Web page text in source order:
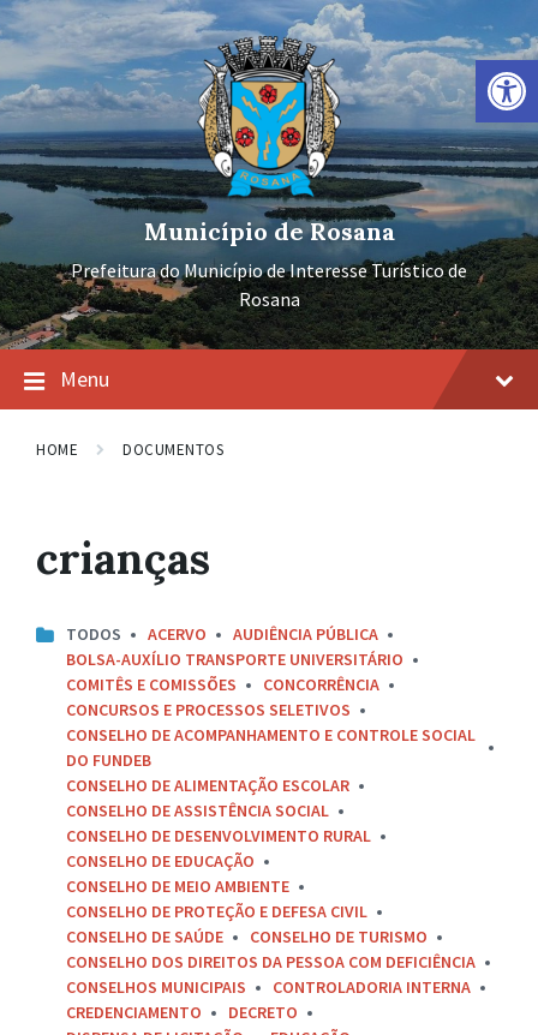
Barra de Ferramentas Aberta
Ir
para
conteúdo
Pular
para
navegação
principal
Pular
para
rodapé
Município de Rosana
Prefeitura do Município de Interesse Turístico de
Rosana
Menu
HOME DOCUMENTOS
crianças
TODOS ACERVO
AUDIÊNCIA PÚBLICA
BOLSA-AUXÍLIO TRANSPORTE UNIVERSITÁRIO
COMITÊS E COMISSÕES
CONCORRÊNCIA
CONCURSOS E PROCESSOS SELETIVOS
CONSELHO DE ACOMPANHAMENTO E CONTROLE SOCIAL
DO FUNDEB
CONSELHO DE ALIMENTAÇÃO ESCOLAR
CONSELHO DE ASSISTÊNCIA SOCIAL
CONSELHO DE DESENVOLVIMENTO RURAL
CONSELHO DE EDUCAÇÃO
CONSELHO DE MEIO AMBIENTE
CONSELHO DE PROTEÇÃO E DEFESA CIVIL
CONSELHO DE SAÚDE
CONSELHO DE TURISMO
CONSELHO DOS DIREITOS DA PESSOA COM DEFICIÊNCIA
CONSELHOS MUNICIPAIS
CONTROLADORIA INTERNA
CREDENCIAMENTO
DECRETO